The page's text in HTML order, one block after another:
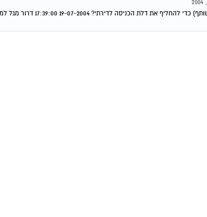
19-07-2004 17:39:00 דרור מגל למה אתה חושב שאתה צריך לשאול...